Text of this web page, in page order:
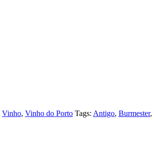
Vinho, Vinho do Porto Tags: Antigo, Burmester,